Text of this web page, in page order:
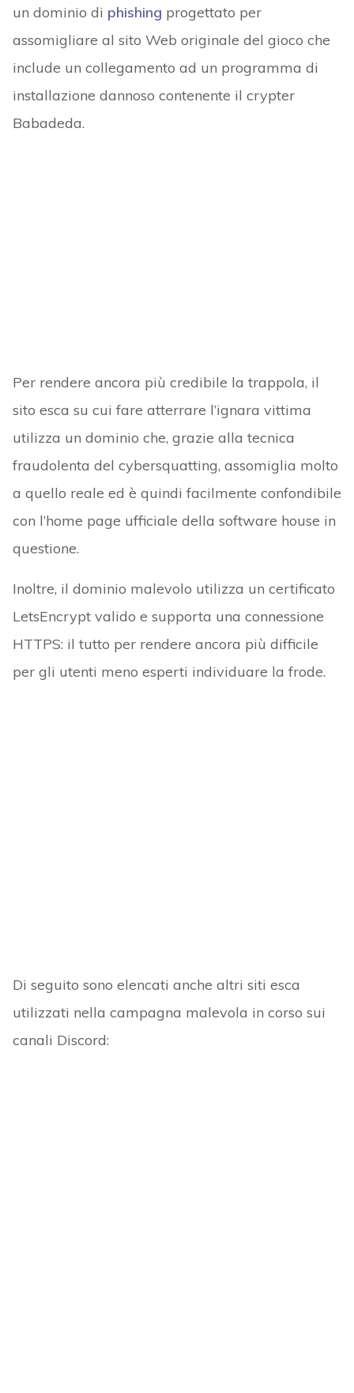
un dominio di phishing progettato per
assomigliare al sito Web originale del gioco che
include un collegamento ad un programma di
installazione dannoso contenente il crypter
Babadeda.
Per rendere ancora più credibile la trappola, il
sito esca su cui fare atterrare l’ignara vittima
utilizza un dominio che, grazie alla tecnica
fraudolenta del cybersquatting, assomiglia molto
a quello reale ed è quindi facilmente confondibile
con l’home page ufficiale della software house in
questione.
Inoltre, il dominio malevolo utilizza un certificato
LetsEncrypt valido e supporta una connessione
HTTPS: il tutto per rendere ancora più difficile
per gli utenti meno esperti individuare la frode.
Di seguito sono elencati anche altri siti esca
utilizzati nella campagna malevola in corso sui
canali Discord: